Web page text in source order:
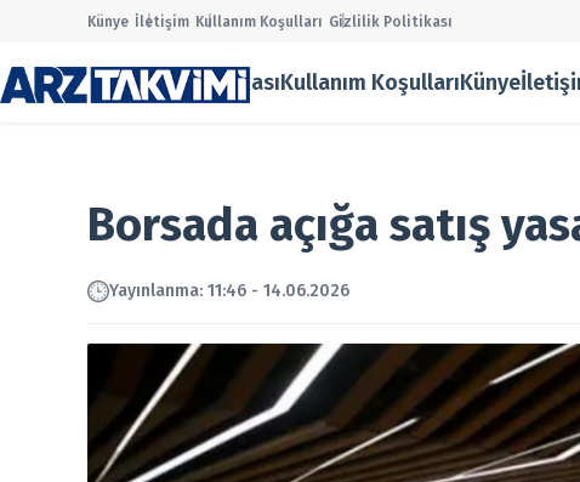
Main Menü
Borsa
Ekonomi
Kurumsal
Gizlilik
Kullanım
Künye
Künye İletişim Kullanım Koşulları Gizlilik Politikası
Gizlilik PolitikasıKullanım KoşullarıKünye
Borsada açığa satış
Yayınlanma: 11:46 - 14.06.2026